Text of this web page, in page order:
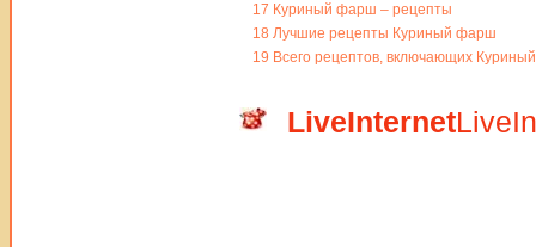
17 Куриный фарш – рецепты
18 Лучшие рецепты Куриный фарш
19 Всего рецептов, включающих
LiveInternet